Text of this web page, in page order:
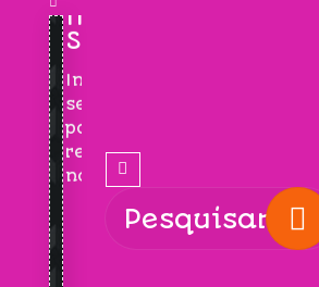
INSCREVA-
SE!
Inscreva-
se
para
receber
novidades!